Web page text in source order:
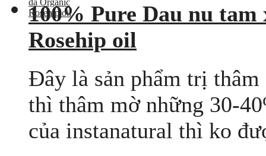
100% Pure Dau nu
Rosehip oil
Đây là sản phẩm trị
thì thâm mờ những 30-
của instanatural thì ko